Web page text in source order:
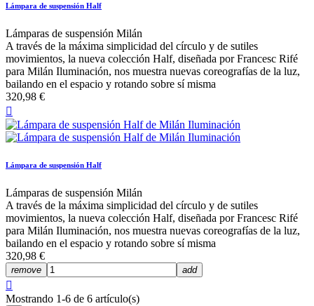
Lámpara de suspensión Half
Lámparas de suspensión Milán
A través de la máxima simplicidad del círculo y de sutiles
movimientos, la nueva colección Half, diseñada por Francesc Rifé
para Milán Iluminación, nos muestra nuevas coreografías de la luz,
bailando en el espacio y rotando sobre sí misma
320,98 €

Lámpara de suspensión Half
Lámparas de suspensión Milán
A través de la máxima simplicidad del círculo y de sutiles
movimientos, la nueva colección Half, diseñada por Francesc Rifé
para Milán Iluminación, nos muestra nuevas coreografías de la luz,
bailando en el espacio y rotando sobre sí misma
320,98 €
remove add

Mostrando 1-6 de 6 artículo(s)